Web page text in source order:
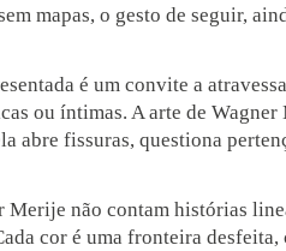
mapas, o gesto de seguir,
é um convite a
ou íntimas. A arte de Wagner
abre fissuras, questiona
Merije não contam histórias
cor é uma fronteira desfeita,